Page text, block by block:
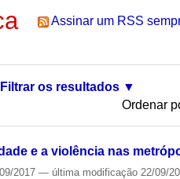
Assinar um RSS
Filtrar os resultados
Ordenar
e a violência nas
2017— última modificação 22/09/